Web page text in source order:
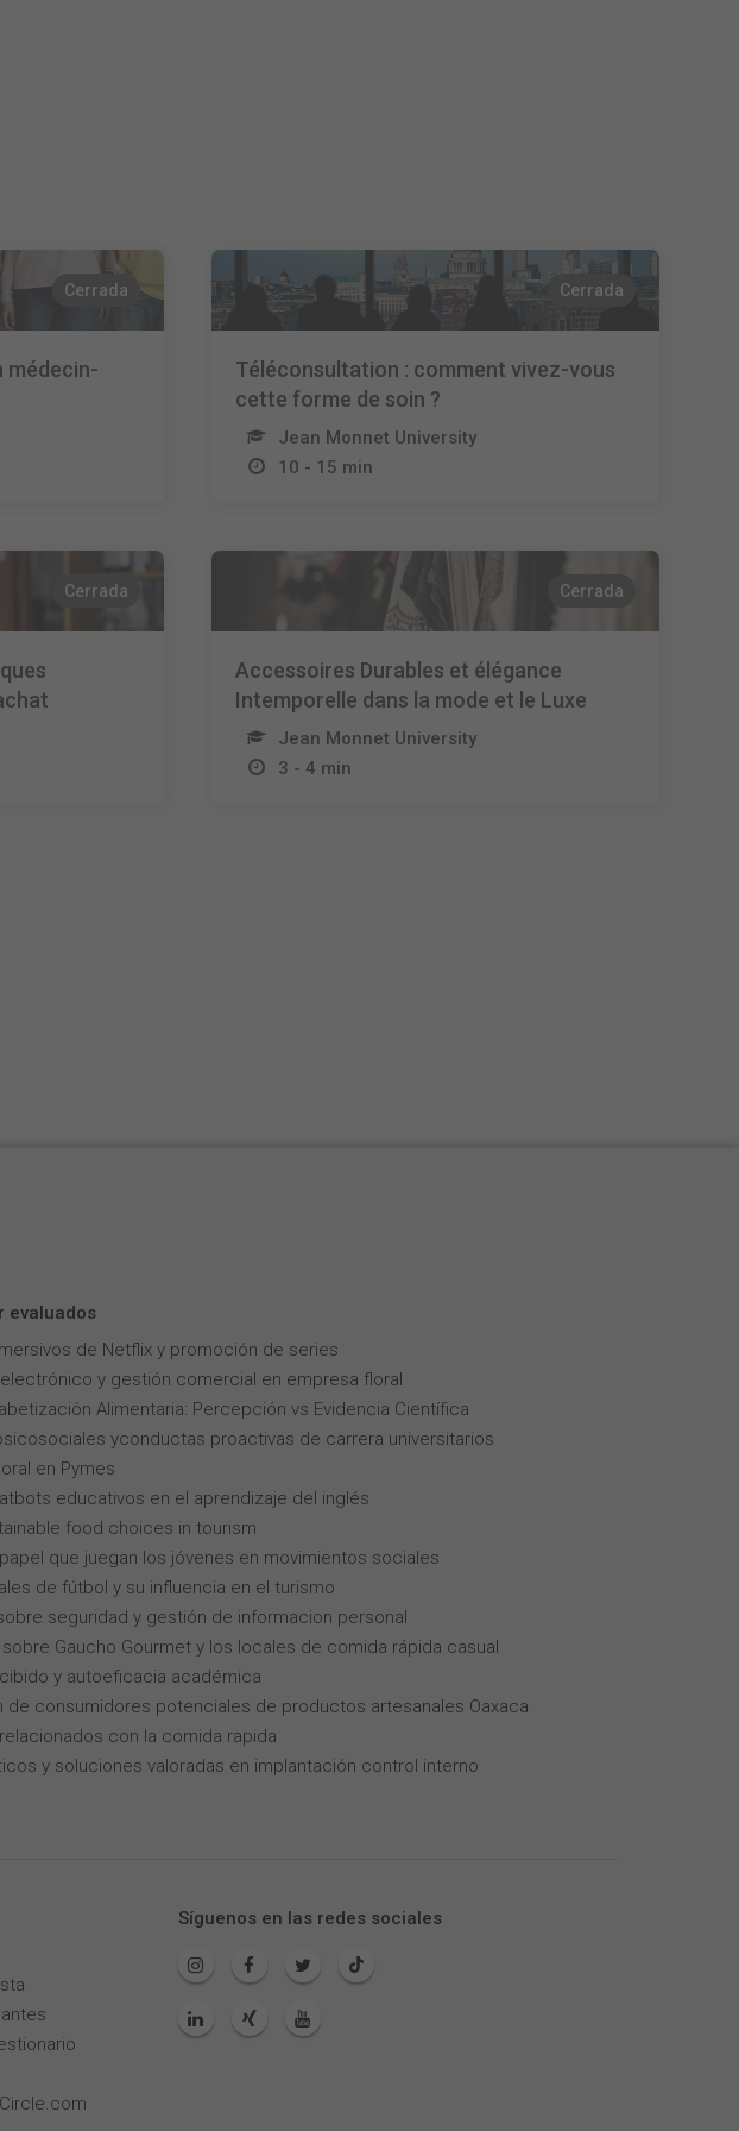
Cerrada
médecin-
Cerrada
Téléconsultation : comment vivez-vous
cette forme de soin ?
Jean Monnet University
10 - 15 min
Cerrada Cerrada
Accessoires Durables et élégance
Intemporelle dans la mode et le Luxe
Jean Monnet University
3 - 4 min
evaluados
de Netflix y promoción de series
y gestión comercial en empresa floral
Alimentaria: Percepción vs Evidencia Científica
yconductas proactivas de carrera universitarios
en Pymes
educativos en el aprendizaje del inglés
food choices in tourism
que juegan los jóvenes en movimientos sociales
de fútbol y su influencia en el turismo
seguridad y gestión de informacion personal
Gaucho Gourmet y los locales de comida rápida casual
y autoeficacia académica
de consumidores potenciales de productos artesanales Oaxaca
con la comida rapida
y soluciones valoradas en implantación control interno
Síguenos en las redes sociales